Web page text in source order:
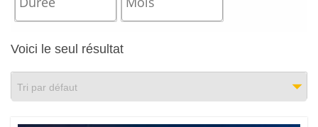
Voici le seul résultat
Tri par défaut